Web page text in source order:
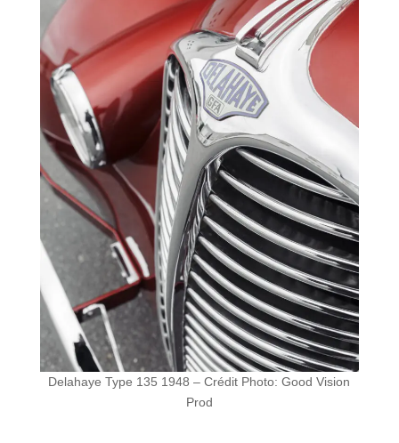
Delahaye Type 135 1948 – Crédit Photo: Good Vision
Prod